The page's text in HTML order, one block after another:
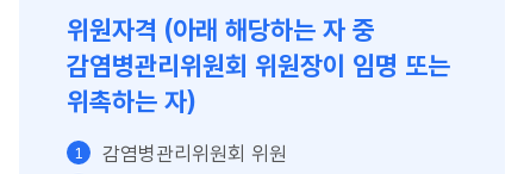
위원자격 (아래 해당하는 자 중
감염병관리위원회 위원장이 임명 또는
위촉하는 자)
감염병관리위원회 위원